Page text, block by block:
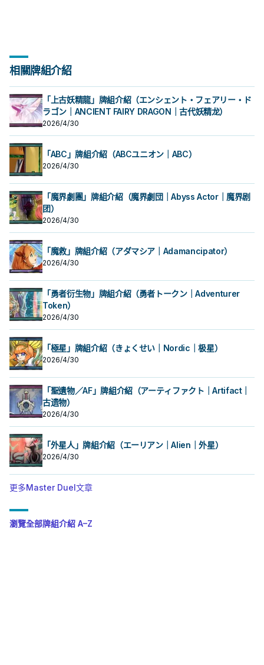
相關牌組介紹
「上古妖精龍」牌組介紹（エンシェント・フェアリー・ド
ラゴン｜ANCIENT FAIRY DRAGON｜古代妖精龙）
2026/4/30
「ABC」牌組介紹（ABCユニオン｜ABC）
2026/4/30
「魔界劇團」牌組介紹（魔界劇団｜Abyss Actor｜魔界剧
团）
2026/4/30
「魔救」牌組介紹（アダマシア｜Adamancipator）
2026/4/30
「勇者衍生物」牌組介紹（勇者トークン｜Adventurer
Token）
2026/4/30
「極星」牌組介紹（きょくせい｜Nordic｜极星）
2026/4/30
「聖遺物／AF」牌組介紹（アーティファクト｜Artifact｜
古遗物）
2026/4/30
「外星人」牌組介紹（エーリアン｜Alien｜外星）
2026/4/30
更多Master Duel文章
瀏覽全部牌組介紹 A–Z